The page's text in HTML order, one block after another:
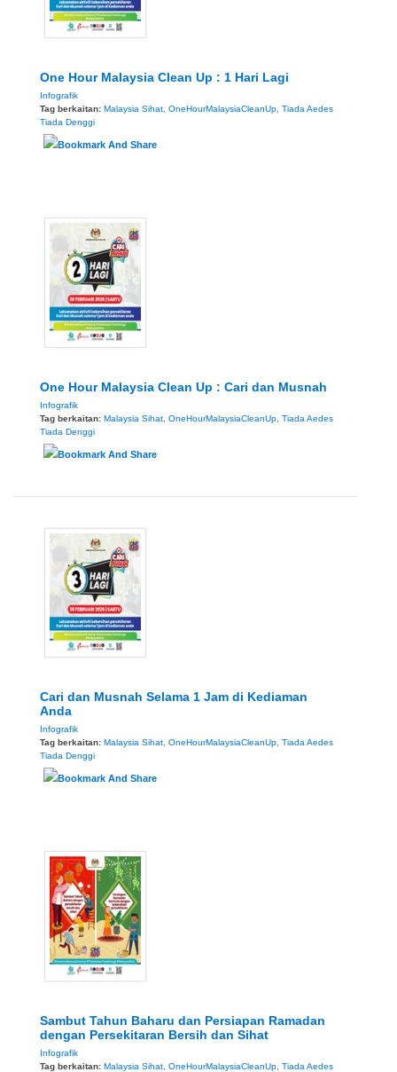
One Hour Malaysia Clean Up : 1 Hari Lagi
Infografik
Tag berkaitan: Malaysia Sihat, OneHourMalaysiaCleanUp, Tiada Aedes
Tiada Denggi
One Hour Malaysia Clean Up : Cari dan Musnah
Infografik
Tag berkaitan: Malaysia Sihat OneHourMalaysiaCleanUp Tiada Aedes
Tiada Denggi
Cari dan Musnah Selama 1 Jam di Kediaman
Anda
Infografik
Tag berkaitan: Malaysia Sihat OneHourMalaysiaCleanUp Tiada Aedes
Tiada Denggi
Sambut Tahun Baharu dan Persiapan Ramadan
dengan Persekitaran Bersih dan Sihat
Infografik
Tag berkaitan: Malaysia Sihat OneHourMalaysiaCleanUp Tiada Aedes